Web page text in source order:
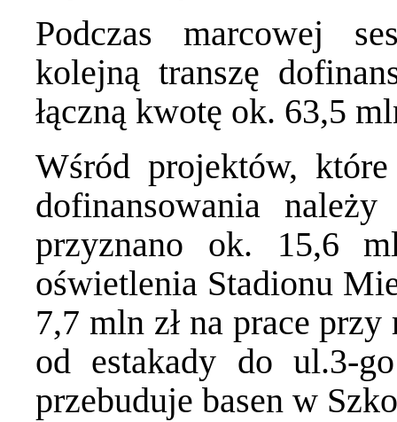
Podczas marcowej
kolejną transzę
łączną kwotę ok. 63,5
Wśród projektów,
dofinansowania
przyznano ok. 15,6
oświetlenia Stadionu
7,7 mln zł na prace
od estakady do ul.3-
przebuduje basen w